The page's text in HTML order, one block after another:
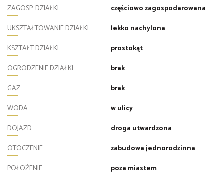
ZAGOSP. DZIAŁKI
częściowo zagospodarowana
UKSZTAŁTOWANIE DZIAŁKI
lekko nachylona
KSZTAŁT DZIAŁKI
prostokąt
OGRODZENIE DZIAŁKI
brak
GAZ
brak
WODA
w ulicy
DOJAZD
droga utwardzona
OTOCZENIE
zabudowa jednorodzinna
POŁOŻENIE
poza miastem